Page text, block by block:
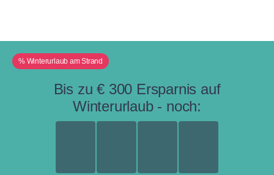
% Winterurlaub am Strand
Bis zu € 300 Ersparnis auf
Winterurlaub - noch: